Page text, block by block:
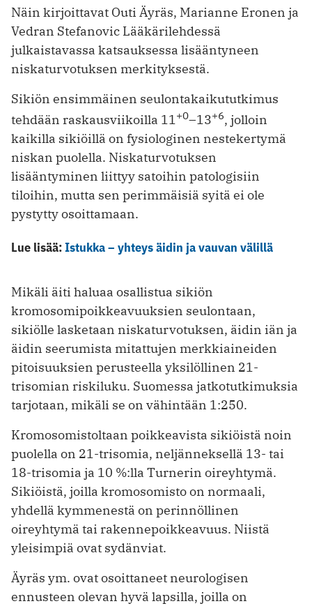
Näin kirjoittavat Outi Äyräs, Marianne Eronen ja
Vedran Stefanovic Lääkärilehdessä
julkaistavassa katsauksessa lisääntyneen
niskaturvotuksen merkityksestä.
Sikiön ensimmäinen seulontakaikututkimus
tehdään raskausviikoilla 11+0–13+6, jolloin
kaikilla sikiöillä on fysiologinen nestekertymä
niskan puolella. Niskaturvotuksen
lisääntyminen liittyy satoihin patologisiin
tiloihin, mutta sen perimmäisiä syitä ei ole
pystytty osoittamaan.
Lue lisää:Istukka – yhteys äidin ja vauvan välillä
Mikäli äiti haluaa osallistua sikiön
kromosomipoikkeavuuksien seulontaan,
sikiölle lasketaan niskaturvotuksen, äidin iän ja
äidin seerumista mitattujen merkkiaineiden
pitoisuuksien perusteella yksilöllinen 21-
trisomian riskiluku. Suomessa jatkotutkimuksia
tarjotaan, mikäli se on vähintään 1:250.
Kromosomistoltaan poikkeavista sikiöistä noin
puolella on 21-trisomia, neljänneksellä 13- tai
18-trisomia ja 10 %:lla Turnerin oireyhtymä.
Sikiöistä, joilla kromosomisto on normaali,
yhdellä kymmenestä on perinnöllinen
oireyhtymä tai rakennepoikkeavuus. Niistä
yleisimpiä ovat sydänviat.
Äyräs ym. ovat osoittaneet neurologisen
ennusteen olevan hyvä lapsilla, joilla on